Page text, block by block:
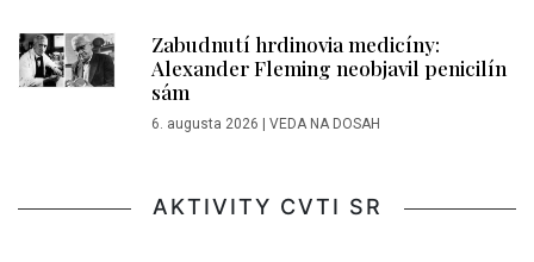
Zabudnutí hrdinovia medicíny:
Alexander Fleming neobjavil penicilín
sám
6. augusta 2026 VEDA NA DOSAH
AKTIVITY CVTI SR